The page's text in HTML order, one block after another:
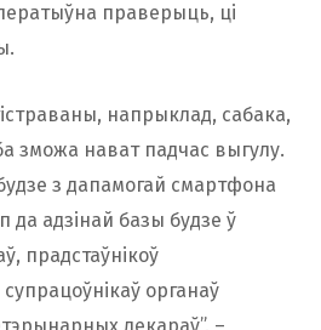
праверыць, ці
напрыклад, сабака,
зможа нават падчас выгулу.
з дапамогай смартфона
да адзінай базы будзе ў
прадстаўнікоў
органаў